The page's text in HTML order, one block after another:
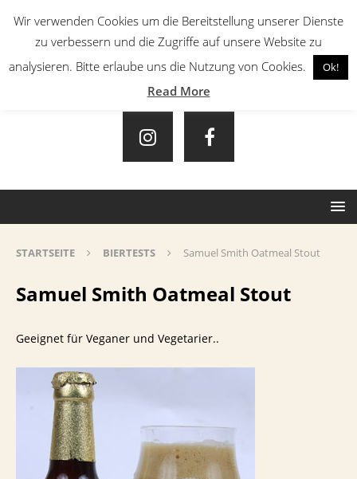
STARTSEITE BIERTESTS Samuel Smith Oatmeal Stout
Samuel Smith Oatmeal Stout
Geeignet für Veganer und Vegetarier..
Wir verwenden Cookies um die Bereitstellung unserer Dienste
zu verbessern und die Zugriffe auf unsere Website zu
analysieren. Bitte erlaube uns die Nutzung von Cookies.
Ok!
Read More